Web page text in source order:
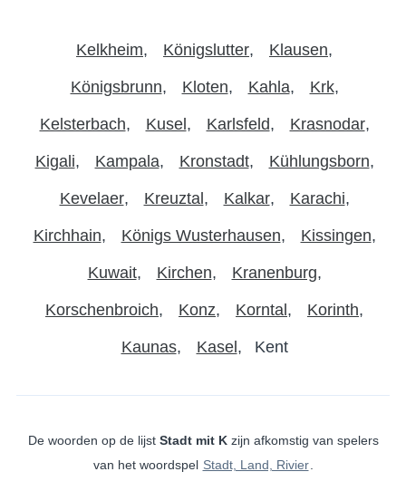
Kelkheim Königslutter Klausen
Königsbrunn Kloten Kahla Krk
Kelsterbach Kusel Karlsfeld Krasnodar
Kigali Kampala Kronstadt Kühlungsborn
Kevelaer Kreuztal Kalkar Karachi
Kirchhain Königs Wusterhausen Kissingen
Kuwait Kirchen Kranenburg
Korschenbroich Konz Korntal Korinth
Kaunas Kasel Kent
De woorden op de lijst Stadt mit Kzijn afkomstig van spelers
van het woordspel Stadt, Land, Rivier